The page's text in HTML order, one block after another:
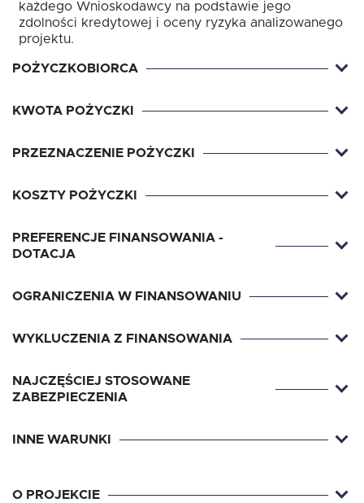
każdego Wnioskodawcy na podstawie jego
zdolności kredytowej i oceny ryzyka analizowanego
projektu.
POŻYCZKOBIORCA
KWOTA POŻYCZKI
PRZEZNACZENIE POŻYCZKI
KOSZTY POŻYCZKI
PREFERENCJE FINANSOWANIA -
DOTACJA
OGRANICZENIA W FINANSOWANIU
WYKLUCZENIA Z FINANSOWANIA
NAJCZĘŚCIEJ STOSOWANE
ZABEZPIECZENIA
INNE WARUNKI
O PROJEKCIE